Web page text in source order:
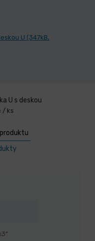
U (347kB,
U s deskou
/ ks